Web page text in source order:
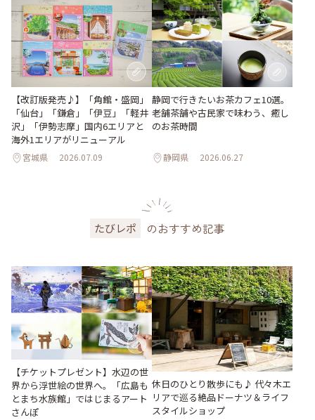
【改訂版発売♪】「角館・盛岡」
「仙台」「鎌倉」「伊豆」「軽井
沢」「伊勢志摩」国内6エリアと
海外1エリアがリニューアル
宮城県 2026.07.09
静岡で行きたいお茶カフェ10選。
老舗茶舗や古民家で味わう、癒し
のお茶時間
静岡県 2026.06.27
たびレポ のおすすめ記事
【チケットプレゼント】水辺の世
界から浮世絵の世界へ。「広島も
とまち水族館」ではじまるアート
さんぽ
休日のひとり散歩にも♪ 代々木エ
リアで巡る絶品ドーナツ＆ライフ
スタイルショップ